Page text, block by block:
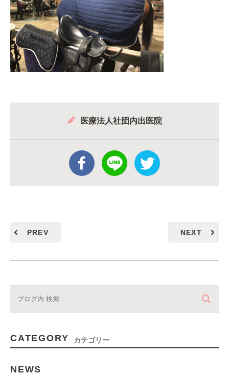
医療法人社団内出医院
PREV NEXT
CATEGORY カテゴリー
NEWS